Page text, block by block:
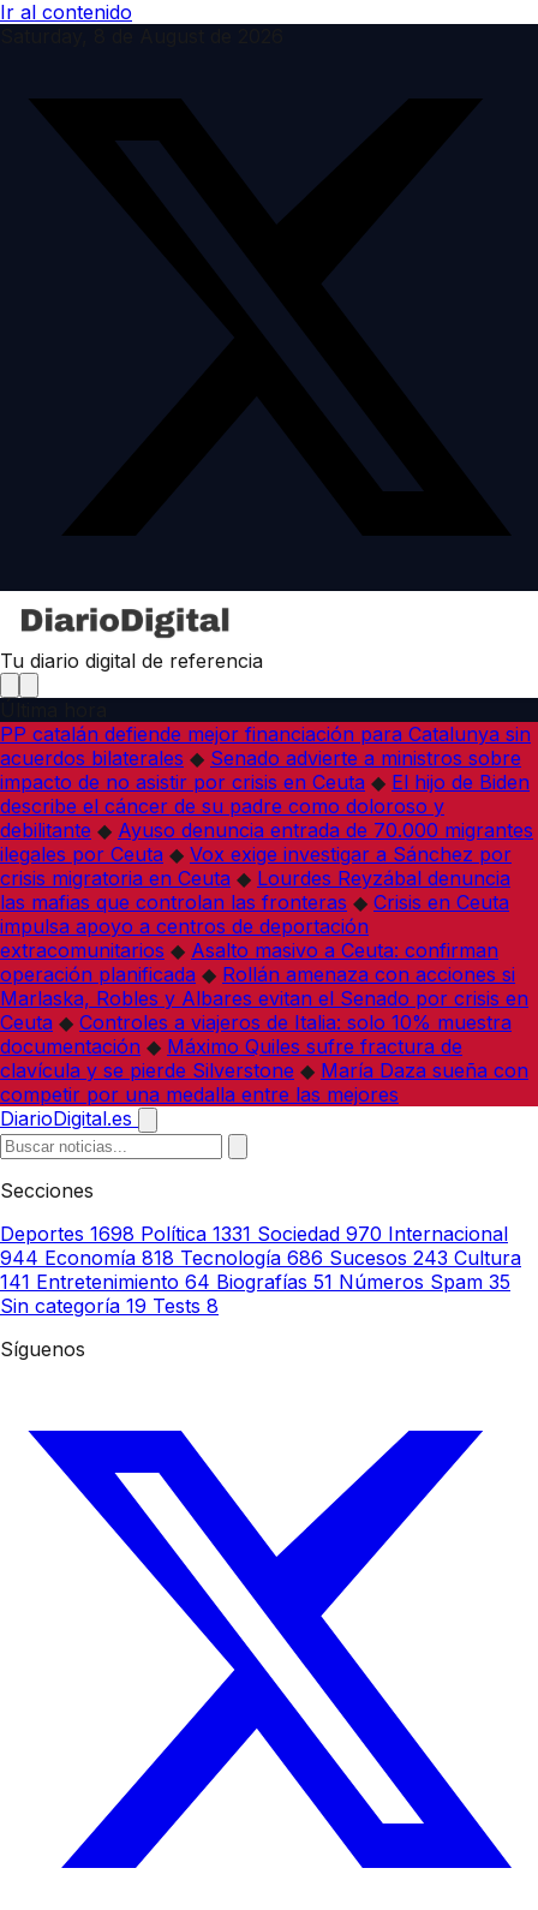
Ir al contenido
Tu diario digital de referencia
PP catalán defiende mejor financiación para Catalunya sin
acuerdos bilaterales ◆ Senado advierte a ministros sobre
impacto de no asistir por crisis en Ceuta ◆ El hijo de Biden
describe el cáncer de su padre como doloroso y
debilitante ◆ Ayuso denuncia entrada de 70.000 migrantes
ilegales por Ceuta ◆ Vox exige investigar a Sánchez por
crisis migratoria en Ceuta ◆ Lourdes Reyzábal denuncia
las mafias que controlan las fronteras ◆ Crisis en Ceuta
impulsa apoyo a centros de deportación
extracomunitarios ◆ Asalto masivo a Ceuta: confirman
operación planificada ◆ Rollán amenaza con acciones si
Marlaska, Robles y Albares evitan el Senado por crisis en
Ceuta ◆ Controles a viajeros de Italia: solo 10% muestra
documentación ◆ Máximo Quiles sufre fractura de
clavícula y se pierde Silverstone ◆ María Daza sueña con
competir por una medalla entre las mejores
DiarioDigital.es
Secciones
Deportes 1698 Política 1331 Sociedad 970 Internacional
944 Economía 818 Tecnología 686 Sucesos 243 Cultura
141 Entretenimiento 64 Biografías 51 Números Spam 35
Sin categoría 19 Tests 8
Síguenos